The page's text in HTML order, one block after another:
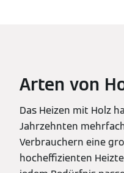
Arten von
Das Heizen mit Holz
Jahrzehnten
Verbrauchern eine
hocheffizienten